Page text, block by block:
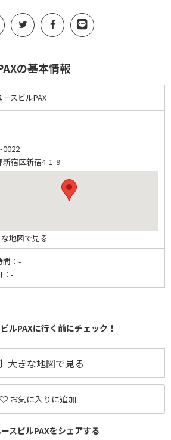
の基本情報
スビルPAX
0022
新宿区新宿4-1-9
地図で見る
： -
-
ルPAXに行く前にチェック！
大きな地図で見る
お気に入りに追加
スビルPAXをシェアする